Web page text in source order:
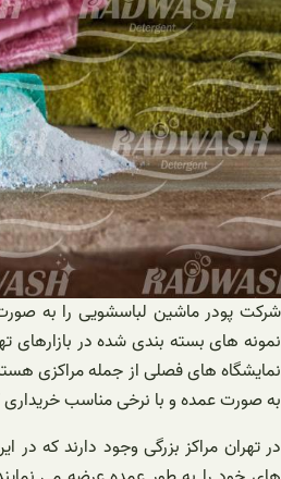
شرکت پودر ماشین لباسشویی را به
نمونه های بسته بندی شده در بازارهای
نمایشگاه های فصلی از جمله مراکزی
به صورت عمده و با نرخی مناسب خریداری
در تهران مراکز بزرگی وجود دارند که در